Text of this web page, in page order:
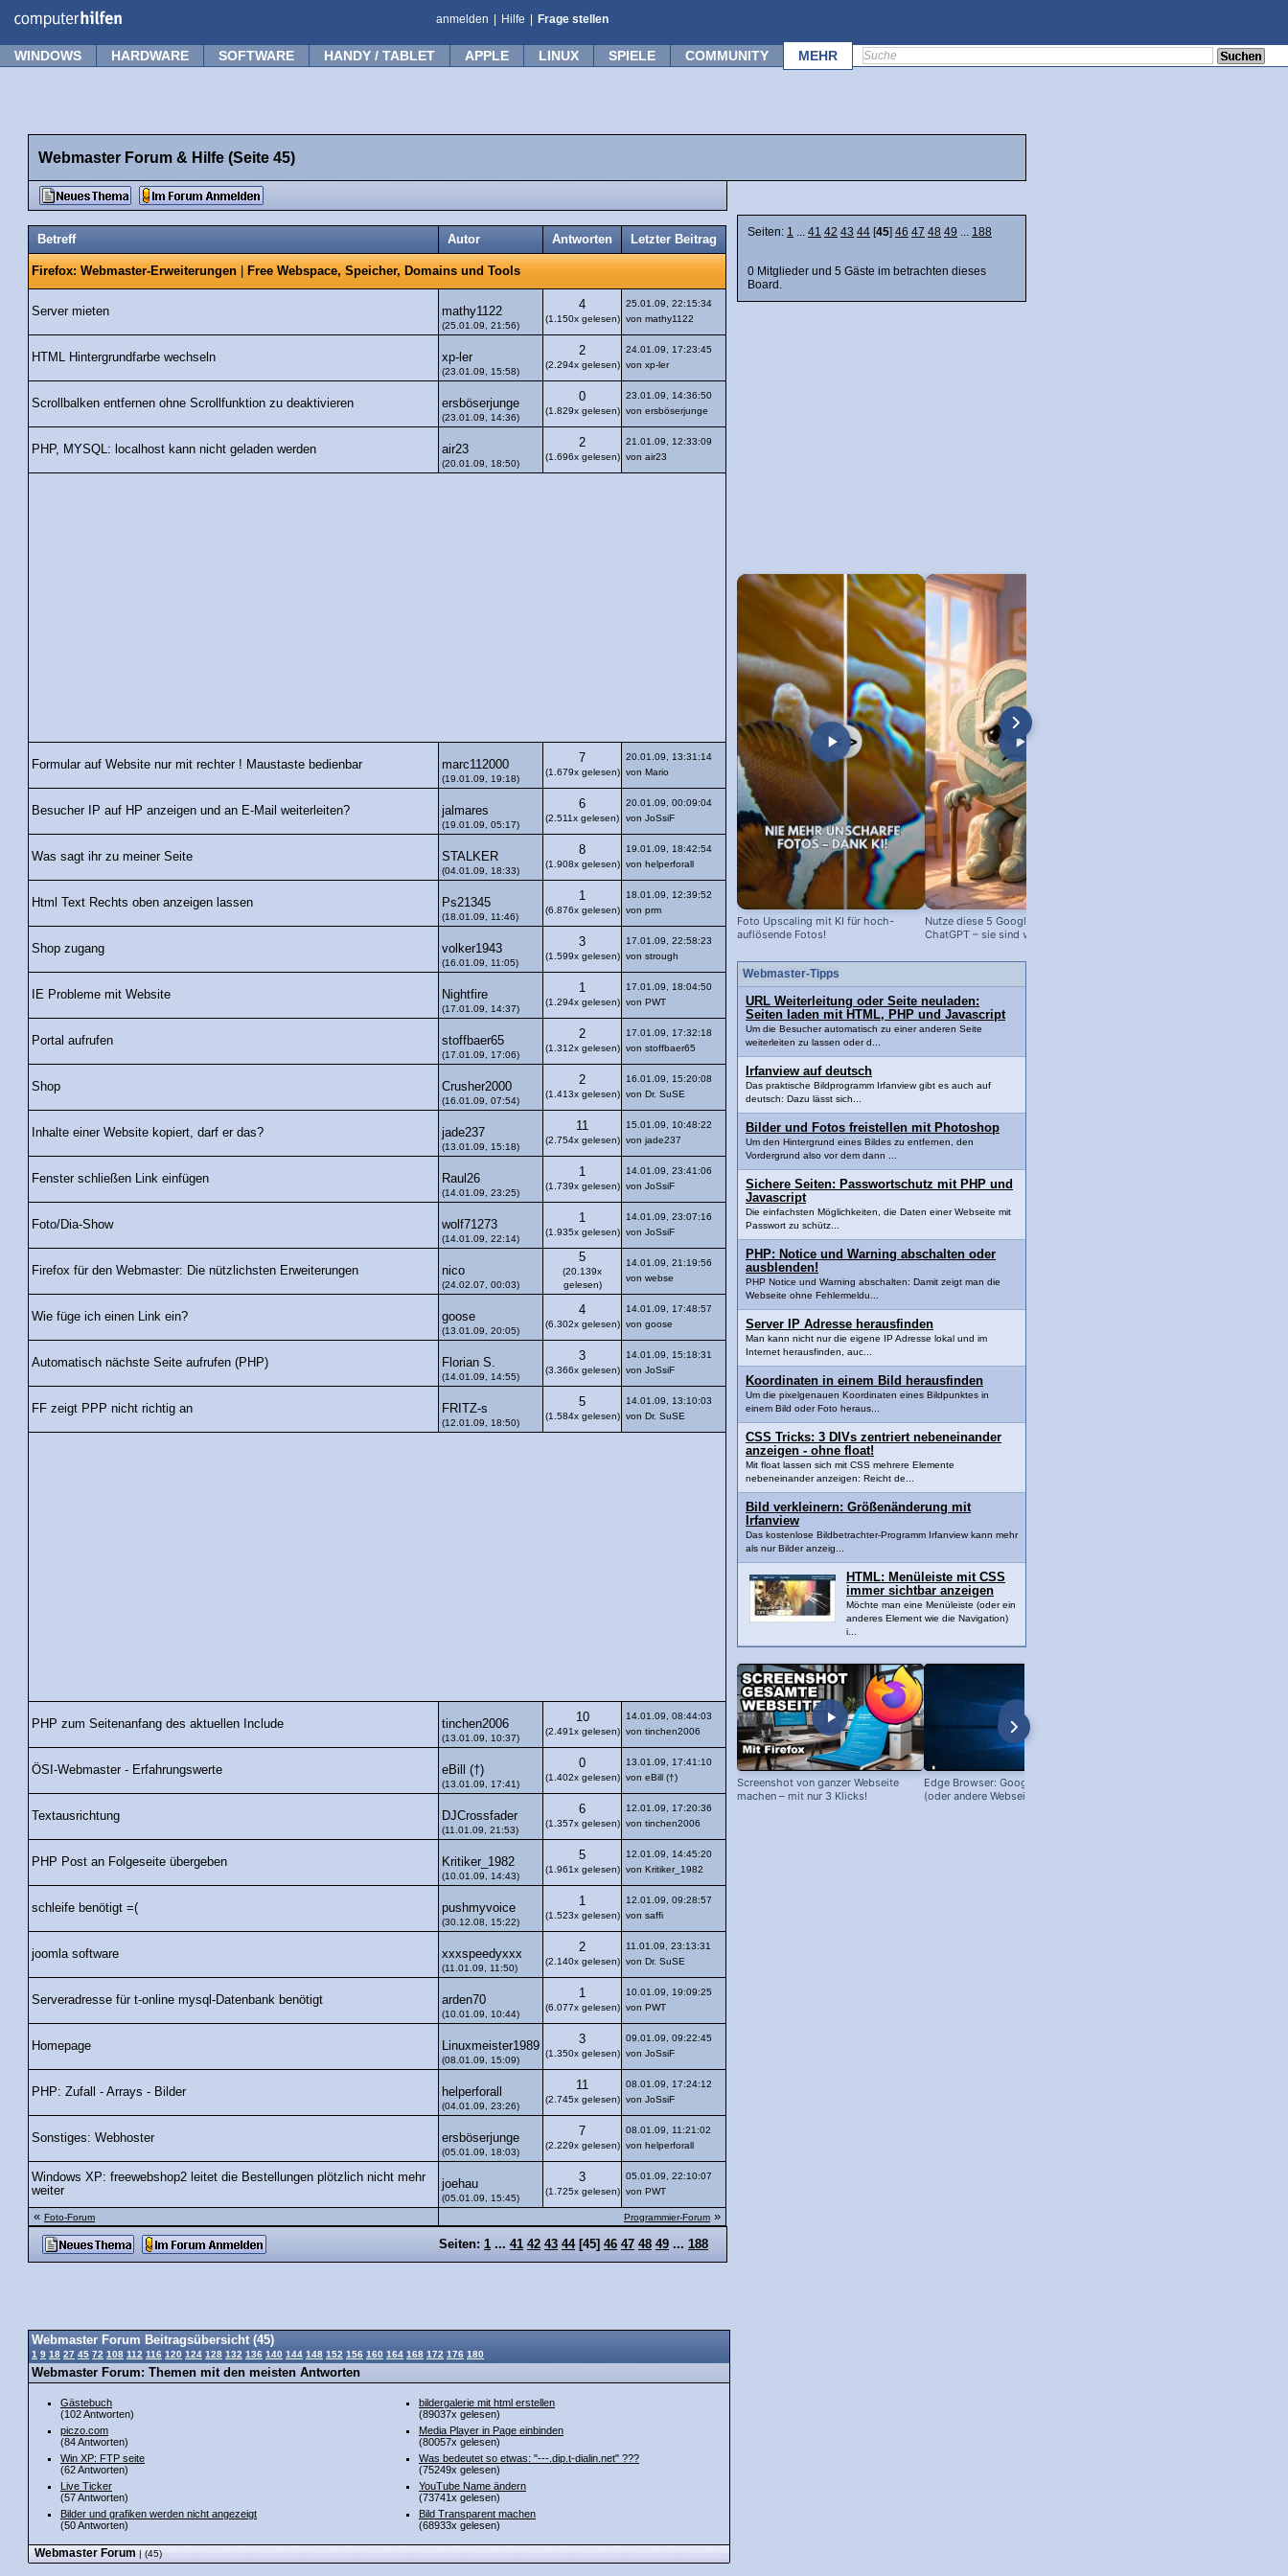
anmelden Hilfe Frage stellen
WINDOWS HARDWARE SOFTWARE HANDY / TABLET APPLE LINUX SPIELE COMMUNITY MEHR
Webmaster Forum & Hilfe (Seite 45)
Betreff Autor Antworten Letzter Beitrag
Firefox: Webmaster-Erweiterungen Free Webspace, Speicher, Domains und Tools
Server mieten mathy1122
(25.01.09, 21:56)
4
(1.150x gelesen)
25.01.09, 22:15:34
von mathy1122
HTML Hintergrundfarbe wechseln xp-ler
(23.01.09, 15:58)
2
(2.294x gelesen)
24.01.09, 17:23:45
von xp-ler
Scrollbalken entfernen ohne Scrollfunktion zu deaktivieren ersböserjunge
(23.01.09, 14:36)
0
(1.829x gelesen)
23.01.09, 14:36:50
von ersböserjunge
PHP, MYSQL: localhost kann nicht geladen werden air23
(20.01.09, 18:50)
2
(1.696x gelesen)
21.01.09, 12:33:09
von air23
Formular auf Website nur mit rechter ! Maustaste bedienbar marc112000
(19.01.09, 19:18)
7
(1.679x gelesen)
20.01.09, 13:31:14
von Mario
Besucher IP auf HP anzeigen und an E-Mail weiterleiten? jalmares
(19.01.09, 05:17)
6
(2.511x gelesen)
20.01.09, 00:09:04
von JoSsiF
Was sagt ihr zu meiner Seite STALKER
(04.01.09, 18:33)
8
(1.908x gelesen)
19.01.09, 18:42:54
von helperforall
Html Text Rechts oben anzeigen lassen Ps21345
(18.01.09, 11:46)
1
(6.876x gelesen)
18.01.09, 12:39:52
von prm
Shop zugang volker1943
(16.01.09, 11:05)
3
(1.599x gelesen)
17.01.09, 22:58:23
von strough
IE Probleme mit Website Nightfire
(17.01.09, 14:37)
1
(1.294x gelesen)
17.01.09, 18:04:50
von PWT
Portal aufrufen stoffbaer65
(17.01.09, 17:06)
2
(1.312x gelesen)
17.01.09, 17:32:18
von stoffbaer65
Shop Crusher2000
(16.01.09, 07:54)
2
(1.413x gelesen)
16.01.09, 15:20:08
von Dr. SuSE
Inhalte einer Website kopiert, darf er das? jade237
(13.01.09, 15:18)
11
(2.754x gelesen)
15.01.09, 10:48:22
von jade237
Fenster schließen Link einfügen Raul26
(14.01.09, 23:25)
1
(1.739x gelesen)
14.01.09, 23:41:06
von JoSsiF
Foto/Dia-Show wolf71273
(14.01.09, 22:14)
1
(1.935x gelesen)
14.01.09, 23:07:16
von JoSsiF
Firefox für den Webmaster: Die nützlichsten Erweiterungen nico
(24.02.07, 00:03)
5
(20.139x
gelesen)
14.01.09, 21:19:56
von webse
Wie füge ich einen Link ein? goose
(13.01.09, 20:05)
4
(6.302x gelesen)
14.01.09, 17:48:57
von goose
Automatisch nächste Seite aufrufen (PHP) Florian S.
(14.01.09, 14:55)
3
(3.366x gelesen)
14.01.09, 15:18:31
von JoSsiF
FF zeigt PPP nicht richtig an FRITZ-s
(12.01.09, 18:50)
5
(1.584x gelesen)
14.01.09, 13:10:03
von Dr. SuSE
PHP zum Seitenanfang des aktuellen Include tinchen2006
(13.01.09, 10:37)
10
(2.491x gelesen)
14.01.09, 08:44:03
von tinchen2006
ÖSI-Webmaster - Erfahrungswerte eBill (†)
(13.01.09, 17:41)
0
(1.402x gelesen)
13.01.09, 17:41:10
von eBill (†)
Textausrichtung DJCrossfader
(11.01.09, 21:53)
6
(1.357x gelesen)
12.01.09, 17:20:36
von tinchen2006
PHP Post an Folgeseite übergeben Kritiker_1982
(10.01.09, 14:43)
5
(1.961x gelesen)
12.01.09, 14:45:20
von Kritiker_1982
schleife benötigt =( pushmyvoice
(30.12.08, 15:22)
1
(1.523x gelesen)
12.01.09, 09:28:57
von saffi
joomla software xxxspeedyxxx
(11.01.09, 11:50)
2
(2.140x gelesen)
11.01.09, 23:13:31
von Dr. SuSE
Serveradresse für t-online mysql-Datenbank benötigt arden70
(10.01.09, 10:44)
1
(6.077x gelesen)
10.01.09, 19:09:25
von PWT
Homepage Linuxmeister1989
(08.01.09, 15:09)
3
(1.350x gelesen)
09.01.09, 09:22:45
von JoSsiF
PHP: Zufall - Arrays - Bilder helperforall
(04.01.09, 23:26)
11
(2.745x gelesen)
08.01.09, 17:24:12
von JoSsiF
Sonstiges: Webhoster ersböserjunge
(05.01.09, 18:03)
7
(2.229x gelesen)
08.01.09, 11:21:02
von helperforall
Windows XP: freewebshop2 leitet die Bestellungen plötzlich nicht mehr
weiter
joehau
(05.01.09, 15:45)
3
(1.725x gelesen)
05.01.09, 22:10:07
von PWT
«Foto-Forum Programmier-Forum»
Seiten: 1 ... 41 42 43 44 [45] 46 47 48 49 ... 188
0 Mitglieder und 5 Gäste im betrachten dieses
Board.
Foto Upscaling mit KI für hoch-
auflösende Fotos!
Nutze diese 5 Google Tools statt
ChatGPT – sie sind viel besser!
Webmaster-Tipps
URL Weiterleitung oder Seite neuladen:
Seiten laden mit HTML, PHP und Javascript
Um die Besucher automatisch zu einer anderen Seite
weiterleiten zu lassen oder d...
Irfanview auf deutsch
Das praktische Bildprogramm Irfanview gibt es auch auf
deutsch: Dazu lässt sich...
Bilder und Fotos freistellen mit Photoshop
Um den Hintergrund eines Bildes zu entfernen, den
Vordergrund also vor dem dann ...
Sichere Seiten: Passwortschutz mit PHP und
Javascript
Die einfachsten Möglichkeiten, die Daten einer Webseite mit
Passwort zu schütz...
PHP: Notice und Warning abschalten oder
ausblenden!
PHP Notice und Warning abschalten: Damit zeigt man die
Webseite ohne Fehlermeldu...
Server IP Adresse herausfinden
Man kann nicht nur die eigene IP Adresse lokal und im
Internet herausfinden, auc...
Koordinaten in einem Bild herausfinden
Um die pixelgenauen Koordinaten eines Bildpunktes in
einem Bild oder Foto heraus...
CSS Tricks: 3 DIVs zentriert nebeneinander
anzeigen - ohne float!
Mit float lassen sich mit CSS mehrere Elemente
nebeneinander anzeigen: Reicht de...
Bild verkleinern: Größenänderung mit
Irfanview
Das kostenlose Bildbetrachter-Programm Irfanview kann mehr
als nur Bilder anzeig...
HTML: Menüleiste mit CSS
immer sichtbar anzeigen
Möchte man eine Menüleiste (oder ein
anderes Element wie die Navigation)
i...
Screenshot von ganzer Webseite
machen – mit nur 3 Klicks!
Edge Browser: Google als Startseite
(oder andere Webseiten!)
Seiten: 1 ... 41 42 43 44[45] 46 47 48 49 ... 188
Webmaster Forum Beitragsübersicht (45)
1 9 18 27 45 72 108 112 116 120 124 128 132 136 140 144 148 152 156 160 164 168 172 176 180
Webmaster Forum: Themen mit den meisten Antworten
Gästebuch
(102 Antworten)
piczo.com
(84 Antworten)
Win XP: FTP seite
(62 Antworten)
Live Ticker
(57 Antworten)
Bilder und grafiken werden nicht angezeigt
(50 Antworten)
bildergalerie mit html erstellen
(89037x gelesen)
Media Player in Page einbinden
(80057x gelesen)
Was bedeutet so etwas: "---.dip.t-dialin.net" ???
(75249x gelesen)
YouTube Name ändern
(73741x gelesen)
Bild Transparent machen
(68933x gelesen)
Webmaster Forum | (45)